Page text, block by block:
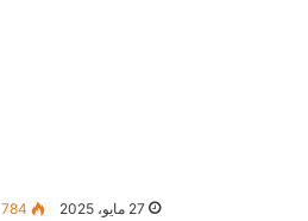
27 مايو، 2025 784